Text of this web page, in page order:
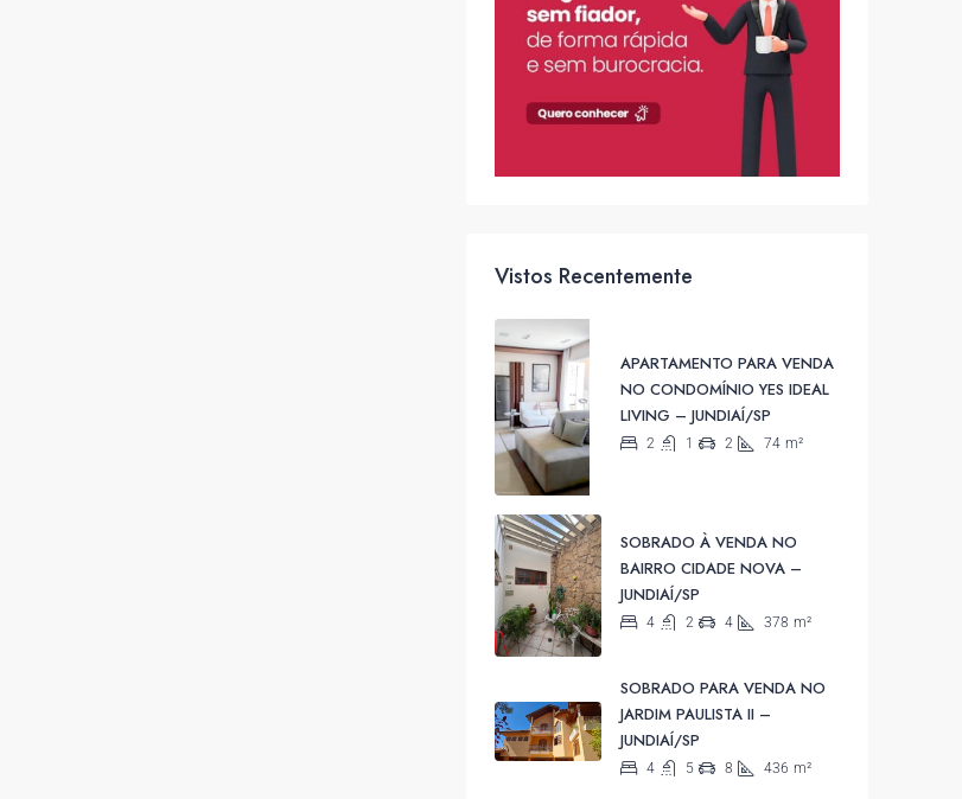
Vistos Recentemente
APARTAMENTO PARA VENDA
NO CONDOMÍNIO YES IDEAL
LIVING – JUNDIAÍ/SP
2 1 2 74 m²
SOBRADO À VENDA NO
BAIRRO CIDADE NOVA –
JUNDIAÍ/SP
4 2 4 378 m²
SOBRADO PARA VENDA NO
JARDIM PAULISTA II –
JUNDIAÍ/SP
4 5 8 436 m²